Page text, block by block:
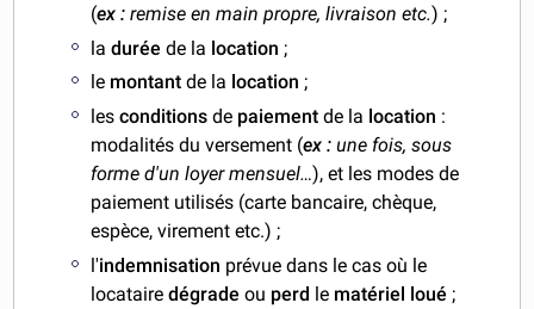
(ex :remise en main propre, livraison etc.) ;
ladurée de la location ;
le montant de la location ;
lesconditions de paiement de la location :
modalités du versement (ex : une fois, sous
forme d'un loyer mensuel…), et les modes de
paiement utilisés (carte bancaire, chèque,
espèce, virement etc.) ;
l'indemnisation prévue dans le cas où le
locatairedégrade ou perd le matériel loué ;